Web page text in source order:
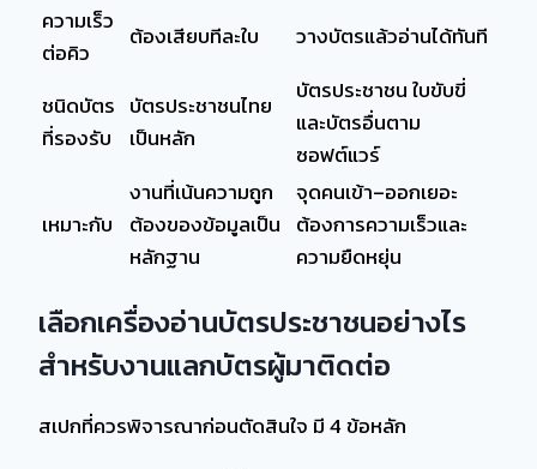
ความเร็ว
ต่อคิว
ต้องเสียบทีละใบ วางบัตรแล้วอ่านได้ทันที
ชนิดบัตร
ที่รองรับ
บัตรประชาชนไทย
เป็นหลัก
บัตรประชาชน ใบขับขี่
และบัตรอื่นตาม
ซอฟต์แวร์
เหมาะกับ
งานที่เน้นความถูก
ต้องของข้อมูลเป็น
หลักฐาน
จุดคนเข้า–ออกเยอะ
ต้องการความเร็วและ
ความยืดหยุ่น
เลือกเครื่องอ่านบัตรประชาชนอย่างไร
สำหรับงานแลกบัตรผู้มาติดต่อ
สเปกที่ควรพิจารณาก่อนตัดสินใจ มี 4 ข้อหลัก